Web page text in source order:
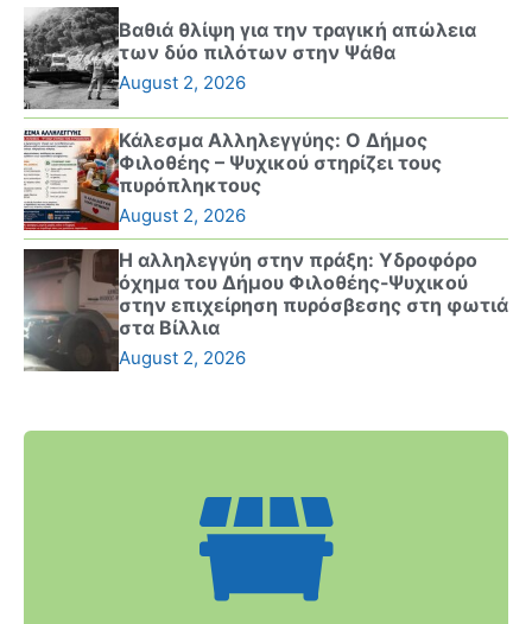
Βαθιά θλίψη για την τραγική απώλεια
των δύο πιλότων στην Ψάθα
August 2, 2026
Κάλεσμα Αλληλεγγύης: Ο Δήμος
Φιλοθέης – Ψυχικού στηρίζει τους
πυρόπληκτους
August 2, 2026
Η αλληλεγγύη στην πράξη: Υδροφόρο
όχημα του Δήμου Φιλοθέης-Ψυχικού
στην επιχείρηση πυρόσβεσης στη φωτιά
στα Βίλλια
August 2, 2026